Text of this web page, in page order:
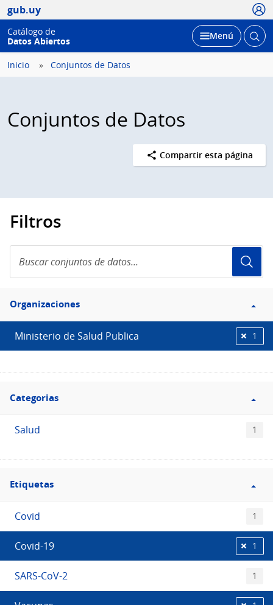
gub.uy
Catálogo de
Datos Abiertos
Desplegar
Menú Abrir
Inicio Conjuntos de Datos
Conjuntos de Datos
Compartir esta página
Filtros
conjuntos
de
Filtro
Organizaciones
Organizaciones
Ministerio de Salud Publica 1
Filtro
Categorias
Categorias
Salud 1
Filtro
Etiquetas
Etiquetas
Covid 1
Covid-19 1
SARS-CoV-2 1